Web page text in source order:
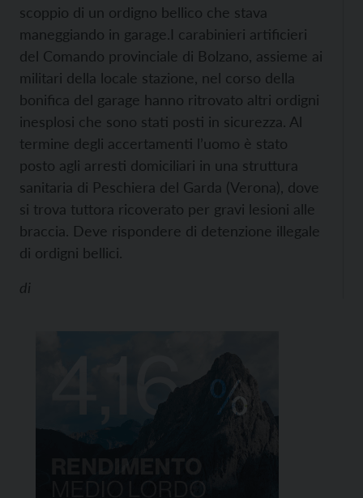
scoppio di un ordigno bellico che stava
maneggiando in garage.I carabinieri artificieri
del Comando provinciale di Bolzano, assieme ai
militari della locale stazione, nel corso della
bonifica del garage hanno ritrovato altri ordigni
inesplosi che sono stati posti in sicurezza. Al
termine degli accertamenti l’uomo è stato
posto agli arresti domiciliari in una struttura
sanitaria di Peschiera del Garda (Verona), dove
si trova tuttora ricoverato per gravi lesioni alle
braccia. Deve rispondere di detenzione illegale
di ordigni bellici.
di